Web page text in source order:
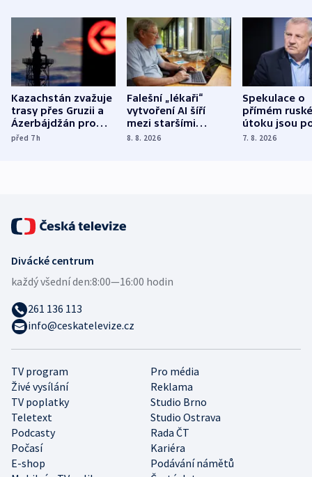
Kazachstán zvažuje
trasy přes Gruzii a
Ázerbájdžán pro
vývoz ropy do
před 7h
Falešní „lékaři“
vytvoření AI šíří
mezi staršími
Poláky nebezpečné
8. 8. 2026
Spekulace o
přímém
útoku jsou
míní
7. 8. 2026
TV program
Pro média
Živé vysílání
Reklama
TV poplatky
Studio Brno
Teletext
Studio Ostrava
Podcasty
Rada ČT
Počasí
Kariéra
E-shop
Podávání námětů
Divácké centrum
každý všední den:8:00—16:00 hodin
261 136 113
info@ceskatelevize.cz